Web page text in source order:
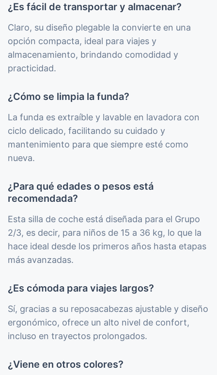
¿Es fácil de transportar y almacenar?
Claro, su diseño plegable la convierte en una
opción compacta, ideal para viajes y
almacenamiento, brindando comodidad y
practicidad.
¿Cómo se limpia la funda?
La funda es extraíble y lavable en lavadora con
ciclo delicado, facilitando su cuidado y
mantenimiento para que siempre esté como
nueva.
¿Para qué edades o pesos está
recomendada?
Esta silla de coche está diseñada para el Grupo
2/3, es decir, para niños de 15 a 36 kg, lo que la
hace ideal desde los primeros años hasta etapas
más avanzadas.
¿Es cómoda para viajes largos?
Sí, gracias a su reposacabezas ajustable y diseño
ergonómico, ofrece un alto nivel de confort,
incluso en trayectos prolongados.
¿Viene en otros colores?